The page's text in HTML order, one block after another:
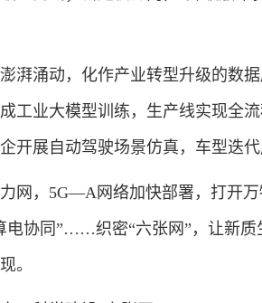
涌动，化作产业转型升级的数据
工业大模型训练，生产线实现全
开展自动驾驶场景仿真，车型迭
，5G—A网络加快部署，打开万
电协同”……织密“六张网”，让新
。